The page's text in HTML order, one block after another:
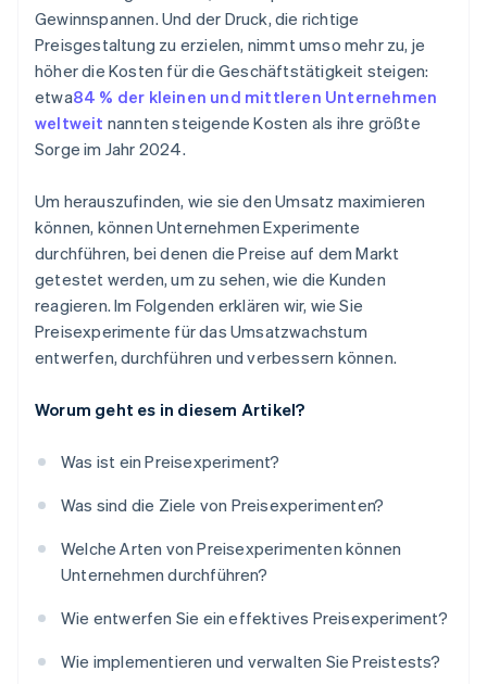
Gewinnspannen. Und der Druck, die richtige
Preisgestaltung zu erzielen, nimmt umso mehr zu, je
höher die Kosten für die Geschäftstätigkeit steigen:
etwa84 % der kleinen und mittleren Unternehmen
weltweit nannten steigende Kosten als ihre größte
Sorge im Jahr 2024.
Um herauszufinden, wie sie den Umsatz maximieren
können, können Unternehmen Experimente
durchführen, bei denen die Preise auf dem Markt
getestet werden, um zu sehen, wie die Kunden
reagieren. Im Folgenden erklären wir, wie Sie
Preisexperimente für das Umsatzwachstum
entwerfen, durchführen und verbessern können.
Worum geht es in diesem Artikel?
Was ist ein Preisexperiment?
Was sind die Ziele von Preisexperimenten?
Welche Arten von Preisexperimenten können
Unternehmen durchführen?
Wie entwerfen Sie ein effektives Preisexperiment?
Wie implementieren und verwalten Sie Preistests?